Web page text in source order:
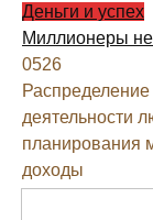
Деньги и успех
Миллионеры
0526
деятельности
планирования
доходы